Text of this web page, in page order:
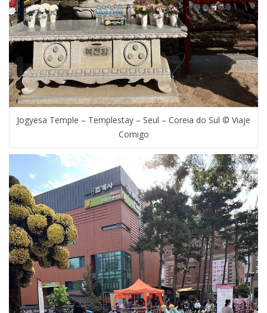
Jogyesa Temple – Templestay – Seul – Coreia do Sul © Viaje
Comigo